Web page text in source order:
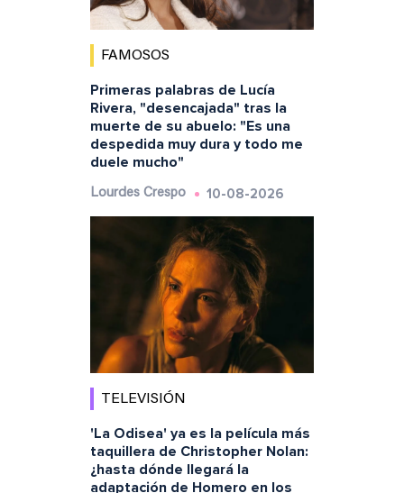
FAMOSOS
Primeras palabras de Lucía
Rivera, "desencajada" tras la
muerte de su abuelo: "Es una
despedida muy dura y todo me
duele mucho"
Lourdes Crespo 10-08-2026
TELEVISIÓN
'La Odisea' ya es la película más
taquillera de Christopher Nolan:
¿hasta dónde llegará la
adaptación de Homero en los